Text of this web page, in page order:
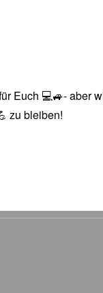
Euch 💻🚙-
zu bleiben!